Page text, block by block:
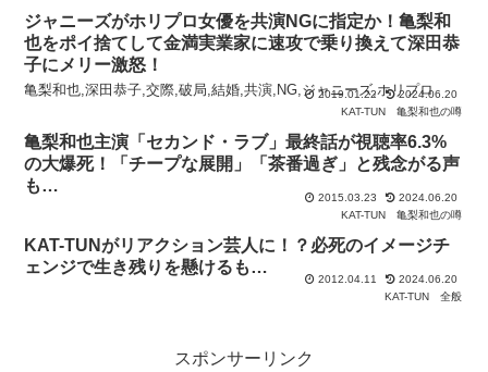
ジャニーズがホリプロ女優を共演NGに指定か！亀梨和
也をポイ捨てして金満実業家に速攻で乗り換えて深田恭
子にメリー激怒！
亀梨和也,深田恭子,交際,破局,結婚,共演,NG,ジャニーズ,ホリプロ
2019.01.22
2024.06.20
KAT-TUN
亀梨和也の噂
亀梨和也主演「セカンド・ラブ」最終話が視聴率6.3%
の大爆死！「チープな展開」「茶番過ぎ」と残念がる声
も…
2015.03.23
2024.06.20
KAT-TUN
亀梨和也の噂
KAT-TUNがリアクション芸人に！？必死のイメージチ
ェンジで生き残りを懸けるも…
2012.04.11
2024.06.20
KAT-TUN
全般
スポンサーリンク